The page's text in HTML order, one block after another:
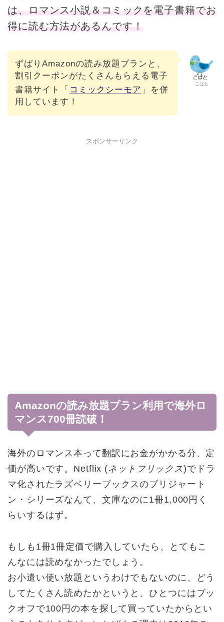
は、ロマンス小説＆コミックを電子書籍でお
得に読む方法があるんです！
こばと
ずばりAmazonの読み放題プランと、
割引クーポンがたくさんもらえる電子
書籍サイト「 コミックシーモア 」を併
用しています！
スポンサーリンク
Amazonの読み放題プラン利用で海外ロ
マンス700冊読破！
海外のロマンス本って翻訳にお金がかかる分、定
価が高いです。Netflix (ネットフリックス)でドラ
マ化されたラズベリーブックスのブリジャート
ン・シリーズなんて、文庫なのに1冊1,000円く
らいするはず。
もしも1冊1冊定価で購入していたら、とてもこ
んなには読めなかったでしょう。
お小遣い使い放題というわけでもないのに、どう
してたくさん読めたかというと、ひとつにはブッ
クオフで100円の本を探して買っていたからとい